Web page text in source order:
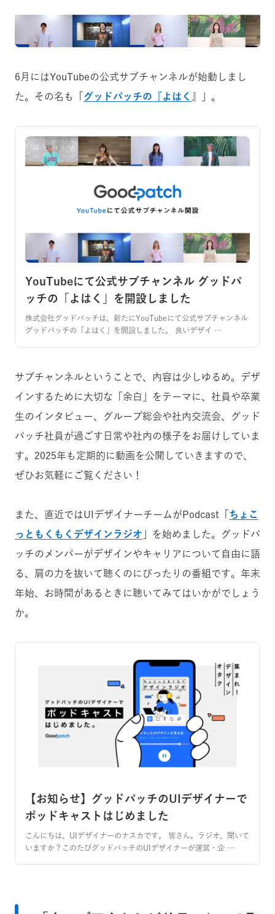
6月にはYouTubeの公式サブチャンネルが始動しまし
た。その名も「 グッドパッチの『よはく 』」。
YouTubeにて公式サブチャンネル グッドパ
ッチの「よはく」を開設しました
株式会社グッドパッチは、新たにYouTubeにて公式サブチャンネル
グッドパッチの「よはく」を開設しました。 良いデザイ …
サブチャンネルということで、内容は少しゆるめ。デザ
インするために大切な「余白」をテーマに、社員や卒業
生のインタビュー、グループ総会や社内交流会、グッド
パッチ社員が過ごす日常や社内の様子をお届けしていま
す。2025年も定期的に動画を公開していきますので、
ぜひお気軽にご覧ください！
また、直近ではUIデザイナーチームがPodcast「 ちょこ
っともくもくデザインラジオ 」を始めました。グッドパ
ッチのメンバーがデザインやキャリアについて自由に語
る、肩の力を抜いて聴くのにぴったりの番組です。年末
年始、お時間があるときに聴いてみてはいかがでしょう
か。
【お知らせ】グッドパッチのUIデザイナーで
ポッドキャストはじめました
こんにちは、UIデザイナーのナスカです。 皆さん。ラジオ、聞いて
いますか？このたびグッドパッチのUIデザイナーが運営・企 …